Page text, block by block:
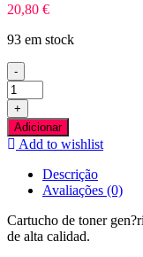
20,80 €
93 em stock
-
Quantidade
de
Ricoh
Aficio
SP277
Compativel
+
Adicionar
Add to wishlist
Descrição
Avaliações (0)
Cartucho de toner
de alta calidad.